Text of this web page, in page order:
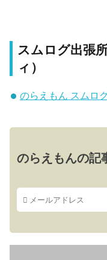
スムログ出張
ィ）
のらえもん スムロ
のらえもんの記